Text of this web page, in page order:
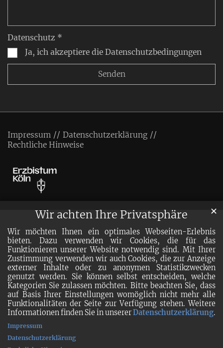
Wir achten Ihre Privatsphäre
Wir möchten Ihnen ein optimales Webseiten-Erlebnis
bieten. Dazu verwenden wir Cookies, die für das
Funktionieren unserer Website notwendig sind. Mit Ihrer
Zustimmung verwenden wir auch Cookies, die zur Anzeige
externer Inhalte oder zu anonymen Statistikzwecken
genutzt werden. Sie können selbst entscheiden, welche
Kategorien Sie zulassen möchten. Bitte beachten Sie, dass
auf Basis Ihrer Einstellungen womöglich nicht mehr alle
Funktionalitäten der Seite zur Verfügung stehen. Weitere
Informationen finden Sie in unsererDatenschutzerklärung.
✕
Impressum
Datenschutzerklärung
Datenschutz *
Ja, ich akzeptiere die Datenschutzbedingungen
Impressum
Datenschutzerklärung
Rechtliche Hinweise